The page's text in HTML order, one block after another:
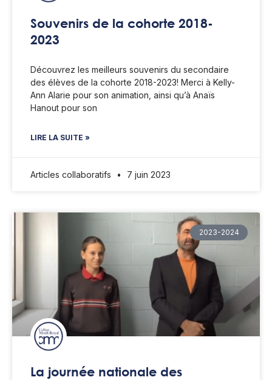
Souvenirs de la cohorte 2018-
2023
Découvrez les meilleurs souvenirs du secondaire
des élèves de la cohorte 2018-2023! Merci à Kelly-
Ann Alarie pour son animation, ainsi qu’à Anaïs
Hanout pour son
LIRE LA SUITE »
Articles collaboratifs 7 juin 2023
2023-2024
La journée nationale des